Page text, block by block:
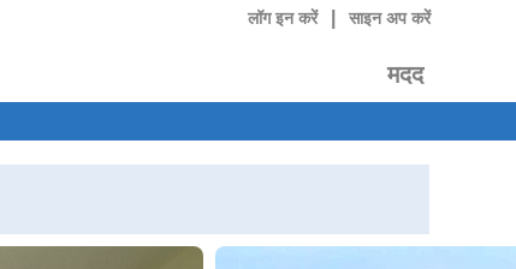
लॉग इन करें साइन अप करें
मदद